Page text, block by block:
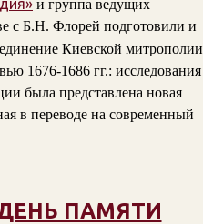
и группа ведущих
с Б.Н. Флорей подготовили и
Киевской
1676-1686 гг.:
была представлена новая
в переводе на современный
ПАМЯТИ